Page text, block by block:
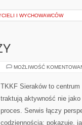
I WYCHOWAWCÓW
MOŻLIWOŚĆ
TKKF Sieraków to
traktują aktywność nie
proces. Serwis łączy
codziennością: pokazuje,